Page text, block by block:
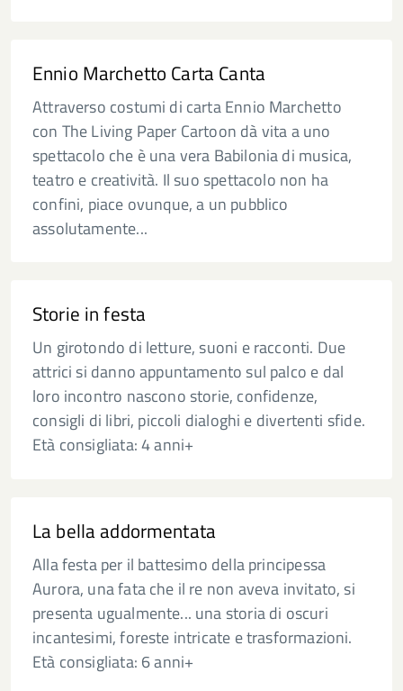
Ennio Marchetto Carta Canta
Attraverso costumi di carta Ennio Marchetto
con The Living Paper Cartoon dà vita a uno
spettacolo che è una vera Babilonia di musica,
teatro e creatività. Il suo spettacolo non ha
confini, piace ovunque, a un pubblico
assolutamente...
Storie in festa
Un girotondo di letture, suoni e racconti. Due
attrici si danno appuntamento sul palco e dal
loro incontro nascono storie, confidenze,
consigli di libri, piccoli dialoghi e divertenti sfide.
Età consigliata: 4 anni+
La bella addormentata
Alla festa per il battesimo della principessa
Aurora, una fata che il re non aveva invitato, si
presenta ugualmente... una storia di oscuri
incantesimi, foreste intricate e trasformazioni.
Età consigliata: 6 anni+